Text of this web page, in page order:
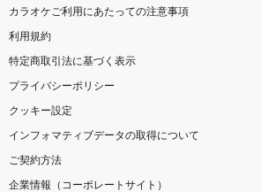
カラオケご利用にあたっての注意事項
利用規約
特定商取引法に基づく表示
プライバシーポリシー
クッキー設定
インフォマティブデータの取得について
ご契約方法
企業情報（コーポレートサイト）